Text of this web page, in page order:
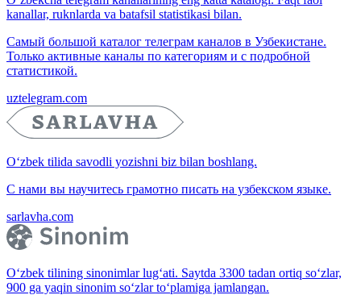
kanallar, ruknlarda va batafsil statistikasi bilan.
Самый большой каталог телеграм каналов в Узбекистане.
Только активные каналы по категориям и с подробной
статистикой.
uztelegram.com
O‘zbek tilida savodli yozishni biz bilan boshlang.
С нами вы научитесь грамотно писать на узбекском языке.
sarlavha.com
O‘zbek tilining sinonimlar lug‘ati. Saytda 3300 tadan ortiq so‘zlar,
900 ga yaqin sinonim so‘zlar to‘plamiga jamlangan.